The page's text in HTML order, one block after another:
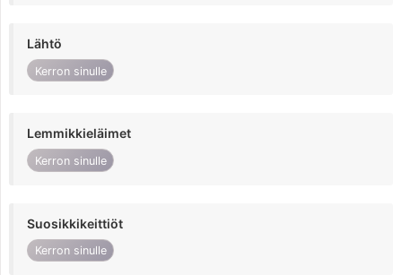
Lähtö
Kerron sinulle
Lemmikkieläimet
Kerron sinulle
Suosikkikeittiöt
Kerron sinulle